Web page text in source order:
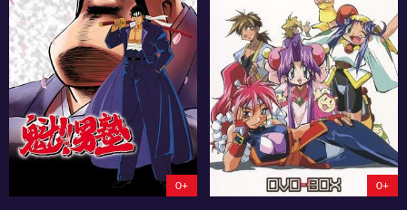
5961
1
0+
6182
0 0
0+